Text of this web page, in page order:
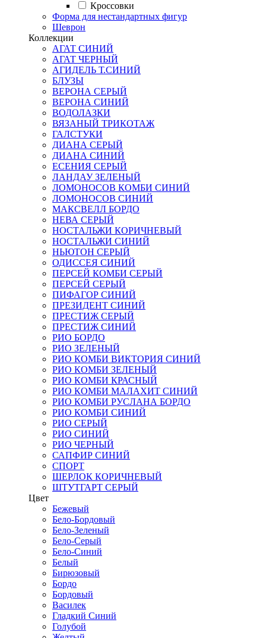
Кроссовки
Форма для нестандартных фигур
Шеврон
Коллекции
АГАТ СИНИЙ
АГАТ ЧЕРНЫЙ
АГИДЕЛЬ Т.СИНИЙ
БЛУЗЫ
ВЕРОНА СЕРЫЙ
ВЕРОНА СИНИЙ
ВОДОЛАЗКИ
ВЯЗАНЫЙ ТРИКОТАЖ
ГАЛСТУКИ
ДИАНА СЕРЫЙ
ДИАНА СИНИЙ
ЕСЕНИЯ СЕРЫЙ
ЛАНДАУ ЗЕЛЕНЫЙ
ЛОМОНОСОВ КОМБИ СИНИЙ
ЛОМОНОСОВ СИНИЙ
МАКСВЕЛЛ БОРДО
НЕВА СЕРЫЙ
НОСТАЛЬЖИ КОРИЧНЕВЫЙ
НОСТАЛЬЖИ СИНИЙ
НЬЮТОН СЕРЫЙ
ОДИССЕЯ СИНИЙ
ПЕРСЕЙ КОМБИ СЕРЫЙ
ПЕРСЕЙ СЕРЫЙ
ПИФАГОР СИНИЙ
ПРЕЗИДЕНТ СИНИЙ
ПРЕСТИЖ СЕРЫЙ
ПРЕСТИЖ СИНИЙ
РИО БОРДО
РИО ЗЕЛЕНЫЙ
РИО КОМБИ ВИКТОРИЯ СИНИЙ
РИО КОМБИ ЗЕЛЕНЫЙ
РИО КОМБИ КРАСНЫЙ
РИО КОМБИ МАЛАХИТ СИНИЙ
РИО КОМБИ РУСЛАНА БОРДО
РИО КОМБИ СИНИЙ
РИО СЕРЫЙ
РИО СИНИЙ
РИО ЧЕРНЫЙ
САПФИР СИНИЙ
СПОРТ
ШЕРЛОК КОРИЧНЕВЫЙ
ШТУТГАРТ СЕРЫЙ
Цвет
Бежевый
Бело-Бордовый
Бело-Зеленый
Бело-Серый
Бело-Синий
Белый
Бирюзовый
Бордо
Бордовый
Василек
Гладкий Синий
Голубой